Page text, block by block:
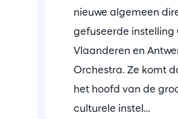
nieuwe algemeen
gefuseerde instelling
Vlaanderen en
Orchestra. Ze komt
het hoofd van de
culturele instel…